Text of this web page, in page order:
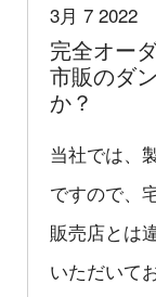
3月 7 2022
完全オー
市販のダ
か？
当社では、
ですので、
販売店とは
いただいて